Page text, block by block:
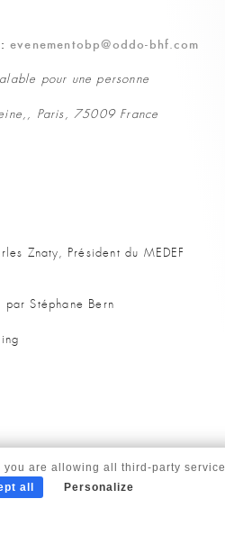
:evenementobp@oddo-bhf.com
pour une personne
Paris, 75009 France
Znaty, Président du MEDEF
Stéphane Bern
you are allowing all third-party
all
Personalize